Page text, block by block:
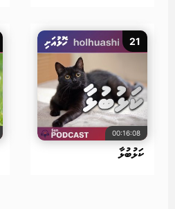
21
00:16:08
ކަޅުބުޅާ